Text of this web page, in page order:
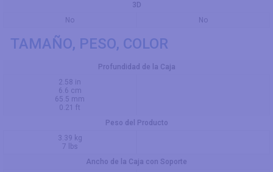
3D
No
No
TAMAÑO, PESO, COLOR
Profundidad de la Caja
2.58 in
6.6 cm
65.5 mm
0.21 ft
Peso del Producto
3.39 kg
7 lbs
Ancho de la Caja con Soporte